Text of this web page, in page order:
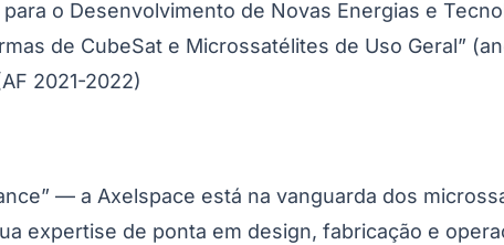
o Desenvolvimento de Novas Energias e
de CubeSat e Microssatélites de Uso Geral”
2021-2022)
— a Axelspace está na vanguarda dos
expertise de ponta em design, fabricação e